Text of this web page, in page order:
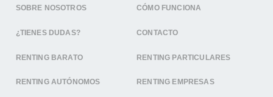
SOBRE NOSOTROS CÓMO FUNCIONA
¿TIENES DUDAS? CONTACTO
RENTING BARATO RENTING PARTICULARES
RENTING AUTÓNOMOS RENTING EMPRESAS